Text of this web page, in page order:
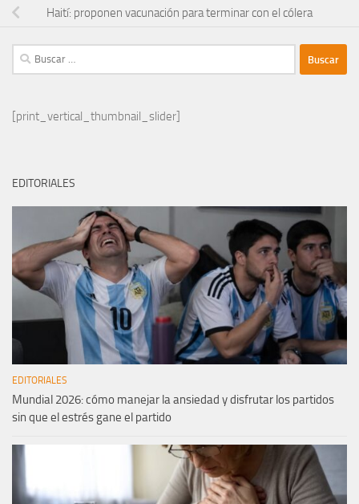
Haití: proponen vacunación para terminar con el cólera
Buscar:
[print_vertical_thumbnail_slider]
EDITORIALES
EDITORIALES
Mundial 2026: cómo manejar la ansiedad y disfrutar los partidos
sin que el estrés gane el partido